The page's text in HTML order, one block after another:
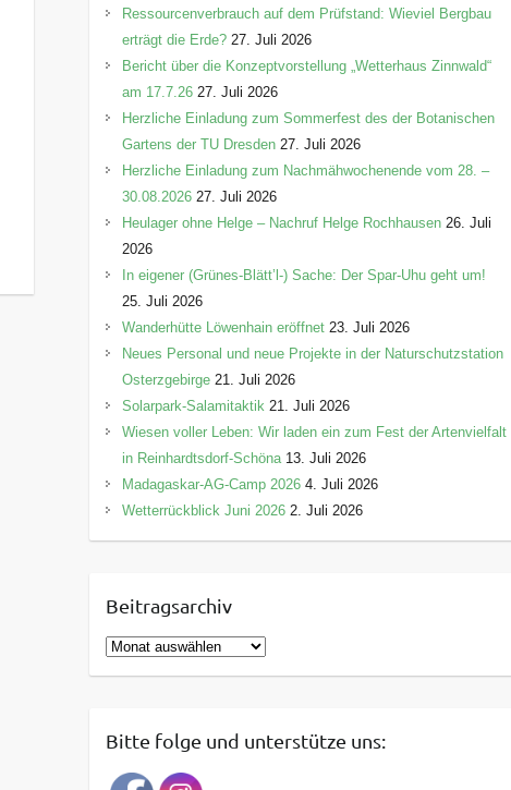
n
Ressourcenverbrauch auf dem Prüfstand: Wieviel Bergbau
erträgt die Erde? 27. Juli 2026
Bericht über die Konzeptvorstellung „Wetterhaus Zinnwald“
am 17.7.26 27. Juli 2026
Herzliche Einladung zum Sommerfest des der Botanischen
Gartens der TU Dresden 27. Juli 2026
Herzliche Einladung zum Nachmähwochenende vom 28. –
30.08.2026 27. Juli 2026
Heulager ohne Helge – Nachruf Helge Rochhausen 26. Juli
2026
In eigener (Grünes-Blätt’l-) Sache: Der Spar-Uhu geht um!
25. Juli 2026
Wanderhütte Löwenhain eröffnet 23. Juli 2026
Neues Personal und neue Projekte in der Naturschutzstation
Osterzgebirge 21. Juli 2026
Solarpark-Salamitaktik 21. Juli 2026
Wiesen voller Leben: Wir laden ein zum Fest der Artenvielfalt
in Reinhardtsdorf-Schöna 13. Juli 2026
Madagaskar-AG-Camp 2026 4. Juli 2026
Wetterrückblick Juni 2026 2. Juli 2026
Beitragsarchiv
B
e
rBitte folge und unterstütze uns: